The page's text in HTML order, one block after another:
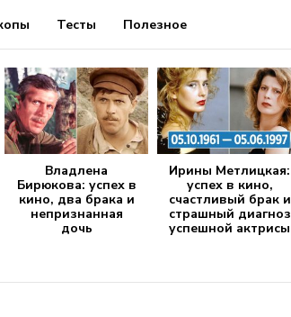
Тесты Полезное
Владлена
Бирюкова: успех в
кино, два брака и
непризнанная
дочь
Ирины Метлицкая:
успех в кино,
счастливый брак и
страшный диагноз
успешной актрисы